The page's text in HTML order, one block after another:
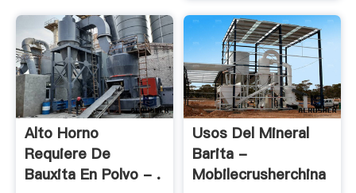
Alto Horno
Requiere De
Bauxita En Polvo - .
Usos Del Mineral
Barita -
Mobilecrusherchina